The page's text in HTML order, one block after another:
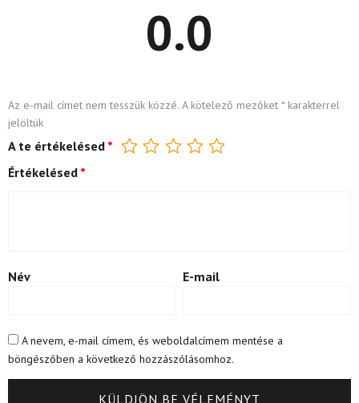
0.0
Az e-mail címet nem tesszük közzé. A kötelező mezőket *karakterrel
jelöltük
A te értékelésed *
Értékelésed *
Név E-mail
A nevem, e-mail címem, és weboldalcímem mentése a
böngészőben a következő hozzászólásomhoz.